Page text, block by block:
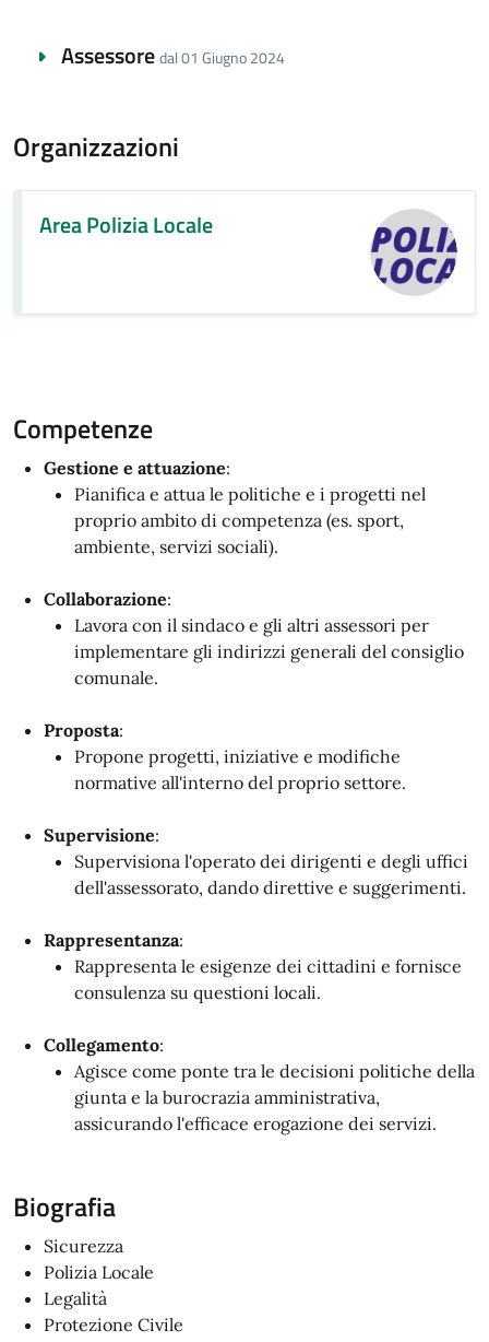
Assessoredal 01 Giugno 2024
Organizzazioni
Area Polizia Locale
Competenze
Gestione e attuazione:
Pianifica e attua le politiche e i progetti nel
proprio ambito di competenza (es. sport,
ambiente, servizi sociali).
Collaborazione:
Lavora con il sindaco e gli altri assessori per
implementare gli indirizzi generali del consiglio
comunale.
Proposta:
Propone progetti, iniziative e modifiche
normative all'interno del proprio settore.
Supervisione:
Supervisiona l'operato dei dirigenti e degli uffici
dell'assessorato, dando direttive e suggerimenti.
Rappresentanza:
Rappresenta le esigenze dei cittadini e fornisce
consulenza su questioni locali.
Collegamento:
Agisce come ponte tra le decisioni politiche della
giunta e la burocrazia amministrativa,
assicurando l'efficace erogazione dei servizi.
Biografia
Sicurezza
Polizia Locale
Legalità
Protezione Civile